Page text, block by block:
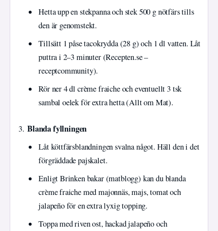
Hetta upp en stekpanna och stek 500 g nötfärs tills
den är genomstekt.
Tillsätt 1 påse tacokrydda (28 g) och 1 dl vatten. Låt
puttra i 2–3 minuter (Recepten.se –
receptcommunity).
Rör ner 4 dl crème fraiche och eventuellt 3 tsk
sambal oelek för extra hetta (Allt om Mat).
Blanda fyllningen
Låt köttfärsblandningen svalna något. Häll den i det
förgräddade pajskalet.
Enligt Brinken bakar (matblogg) kan du blanda
crème fraiche med majonnäs, majs, tomat och
jalapeño för en extra lyxig topping.
Toppa med riven ost, hackad jalapeño och